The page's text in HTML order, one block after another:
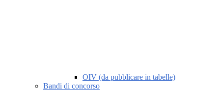
OIV (da pubblicare in tabelle)
Bandi di concorso